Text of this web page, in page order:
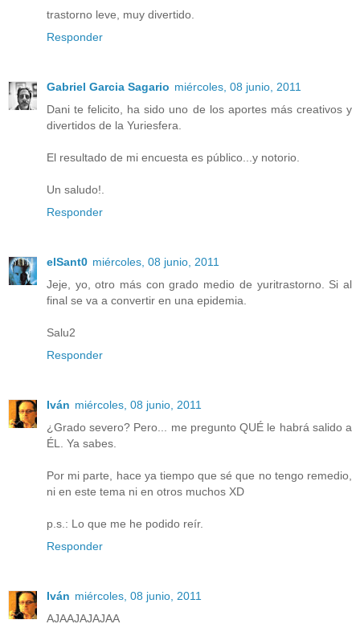
trastorno leve, muy divertido.
Responder
Gabriel Garcia Sagario miércoles, 08 junio, 2011
Dani te felicito, ha sido uno de los aportes más creativos y
divertidos de la Yuriesfera.
El resultado de mi encuesta es público...y notorio.
Un saludo!.
Responder
elSant0 miércoles, 08 junio, 2011
Jeje, yo, otro más con grado medio de yuritrastorno. Si al
final se va a convertir en una epidemia.
Salu2
Responder
Iván miércoles, 08 junio, 2011
¿Grado severo? Pero... me pregunto QUÉ le habrá salido a
ÉL. Ya sabes.
Por mi parte, hace ya tiempo que sé que no tengo remedio,
ni en este tema ni en otros muchos XD
p.s.: Lo que me he podido reír.
Responder
Iván miércoles, 08 junio, 2011
AJAAJAJAJAA